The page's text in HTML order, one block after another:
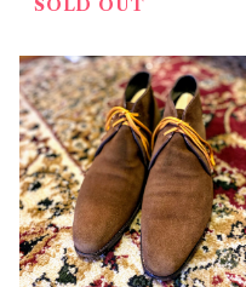
SOLD OUT